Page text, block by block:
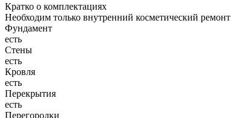
Кратко о комплектациях
Необходим только внутренний косметический ремонт
Фундамент
есть
Стены
есть
Кровля
есть
Перекрытия
есть
Перегородки